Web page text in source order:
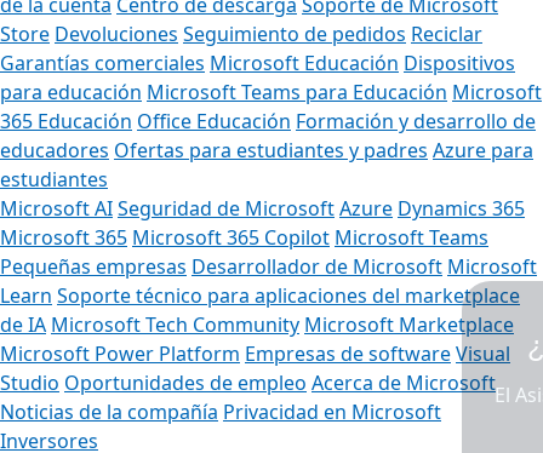
Store Devoluciones Seguimiento de pedidos Reciclar
Garantías comerciales Microsoft Educación Dispositivos
para educación Microsoft Teams para Educación Microsoft
365 Educación Office Educación Formación y desarrollo de
educadores Ofertas para estudiantes y padres Azure para
estudiantes
Microsoft AISeguridad de MicrosoftAzure Dynamics 365
Microsoft 365 Microsoft 365 Copilot Microsoft Teams
Pequeñas empresas Desarrollador de Microsoft Microsoft
Learn Soporte técnico para aplicaciones del marketplace
de IA Microsoft Tech Community Microsoft Marketplace
Microsoft Power Platform Empresas de softwareVisual
Studio Oportunidades de empleo Acerca de Microsoft
Noticias de la compañía Privacidad en Microsoft
Inversores
¿Podemos ayudarte?
El Asistente de Store está disponible
de forma ininterrumpida.